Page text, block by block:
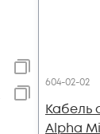
604-02-02
Кабель
Alpha